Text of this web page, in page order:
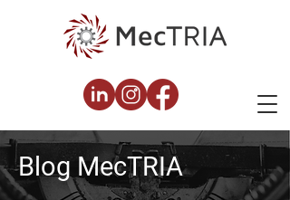
Blog MecTRIA